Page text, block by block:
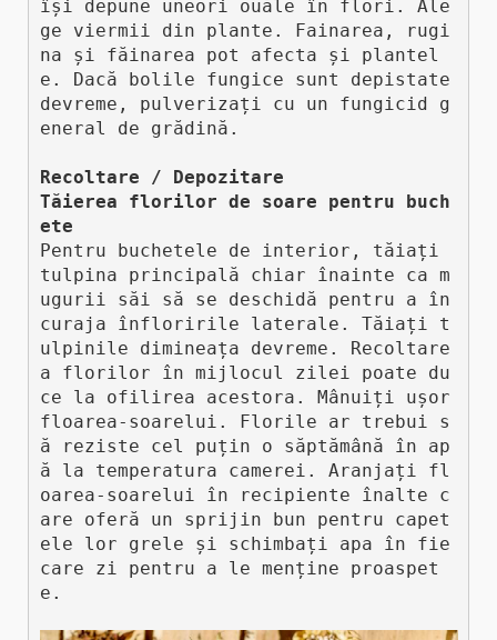
își depune uneori ouăle în flori. Ale
ge viermii din plante. Fainarea, rugi
na și făinarea pot afecta și plantel
e. Dacă bolile fungice sunt depistate
devreme, pulverizați cu un fungicid g
eneral de grădină.
Recoltare / Depozitare
Tăierea florilor de soare pentru buch
ete
Pentru buchetele de interior, tăiați
tulpina principală chiar înainte ca m
ugurii săi să se deschidă pentru a în
curaja înfloririle laterale. Tăiați t
ulpinile dimineața devreme. Recoltare
a florilor în mijlocul zilei poate du
ce la ofilirea acestora. Mânuiți ușor
floarea-soarelui. Florile ar trebui s
ă reziste cel puțin o săptămână în ap
ă la temperatura camerei. Aranjați fl
oarea-soarelui în recipiente înalte c
are oferă un sprijin bun pentru capet
ele lor grele și schimbați apa în fie
care zi pentru a le menține proaspet
e.